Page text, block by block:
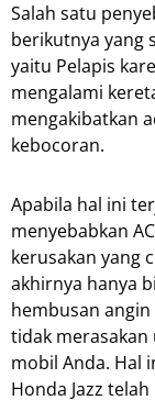
Salah satu
berikutnya yang
yaitu Pelapis
mengalami
mengakibatkan
kebocoran.
Apabila hal ini
menyebabkan
kerusakan yang
akhirnya hanya
hembusan
tidak merasakan
mobil Anda. Hal
Honda Jazz